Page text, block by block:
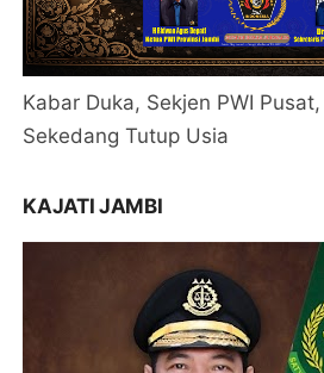
Kabar Duka, Sekjen PWI
Sekedang Tutup Usia
KAJATI JAMBI